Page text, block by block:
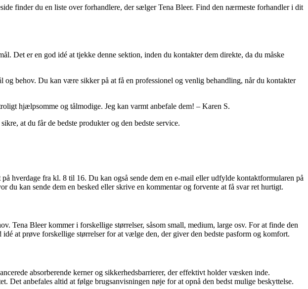
finder du en liste over forhandlere, der sælger Tena Bleer. Find den nærmeste forhandler i dit
Det er en god idé at tjekke denne sektion, inden du kontakter dem direkte, da du måske
behov. Du kan være sikker på at få en professionel og venlig behandling, når du kontakter
hjælpsomme og tålmodige. Jeg kan varmt anbefale dem! – Karen S.
at du får de bedste produkter og den bedste service.
hverdage fra kl. 8 til 16. Du kan også sende dem en e-mail eller udfylde kontaktformularen på
du kan sende dem en besked eller skrive en kommentar og forvente at få svar ret hurtigt.
Tena Bleer kommer i forskellige størrelser, såsom small, medium, large osv. For at finde den
at prøve forskellige størrelser for at vælge den, der giver den bedste pasform og komfort.
absorberende kerner og sikkerhedsbarrierer, der effektivt holder væsken inde.
anbefales altid at følge brugsanvisningen nøje for at opnå den bedst mulige beskyttelse.